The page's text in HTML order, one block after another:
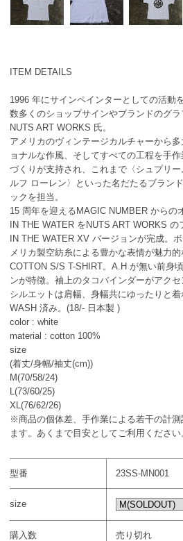
ITEM DETAILS
1996 年にサインペインターとしての活動
数多くのショップサインやブランドのグ
NUTS ART WORKS 氏。
アメリカのヴィンテージカルチャーから
ョナルな作風、そしてすべての工程を手
づくりが支持され、これまで〈シュプリ
ルフ ローレン〉といった名だたるブラン
ックを担当。
15 周年を迎えるMAGIC NUMBER からの
IN THE WATER をNUTS ART WORKS
IN THE WATER XV バージョンが完成。
メリカ製空紡糸による豊かな表情が魅力
COTTON S/S T-SHIRT。A.H が無い前身
ンが特徴。袖上のタコバインダーがア
シルエットは肩幅、身幅共にゆったりと
WASH 済み。(18/- 日本製 )
color : white
material : cotton 100%
size
(着丈/身幅/袖丈(cm))
M(70/58/24)
L(73/60/25)
XL(76/62/26)
※商品の個体差、手作業による若干の計
ます。あくまで目安としてご利用ください
型番 23SS-MN001
size
購入数 売り切れ